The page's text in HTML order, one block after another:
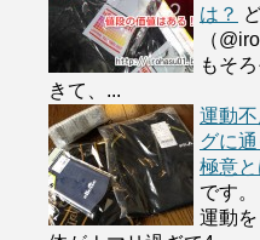
は？
（
もそ
きて、...
運動
グに
極意と
です
運動